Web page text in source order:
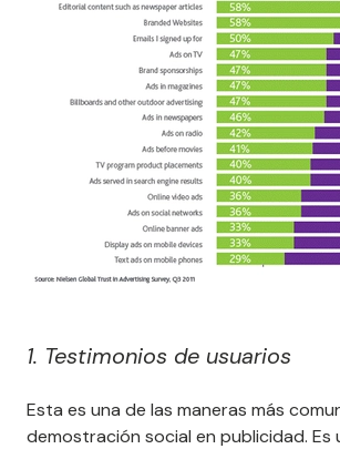
1. Testimonios de usuarios
Esta es una de las maneras más
demostración social en publicidad. Es